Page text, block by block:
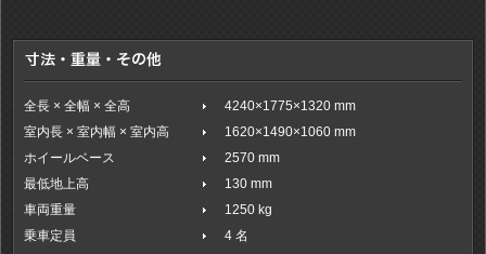
全長 × 全幅 × 全高
4240×1775×1320 mm
室内長 × 室内幅 × 室内高
1620×1490×1060 mm
ホイールベース
2570 mm
最低地上高
130 mm
車両重量
1250 kg
乗車定員
4 名